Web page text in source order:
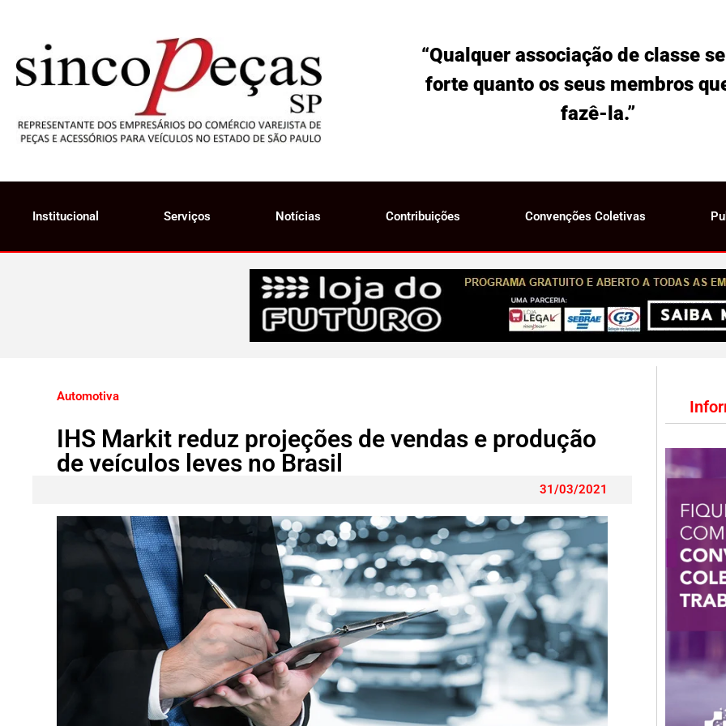
“Qualquer associação de classe
forte quanto os seus membros
fazê-la.”
Institucional Serviços Notícias Contribuições Convenções Coletivas
Automotiva
IHS Markit reduz projeções de vendas e produção
de veículos leves no Brasil
31/03/2021